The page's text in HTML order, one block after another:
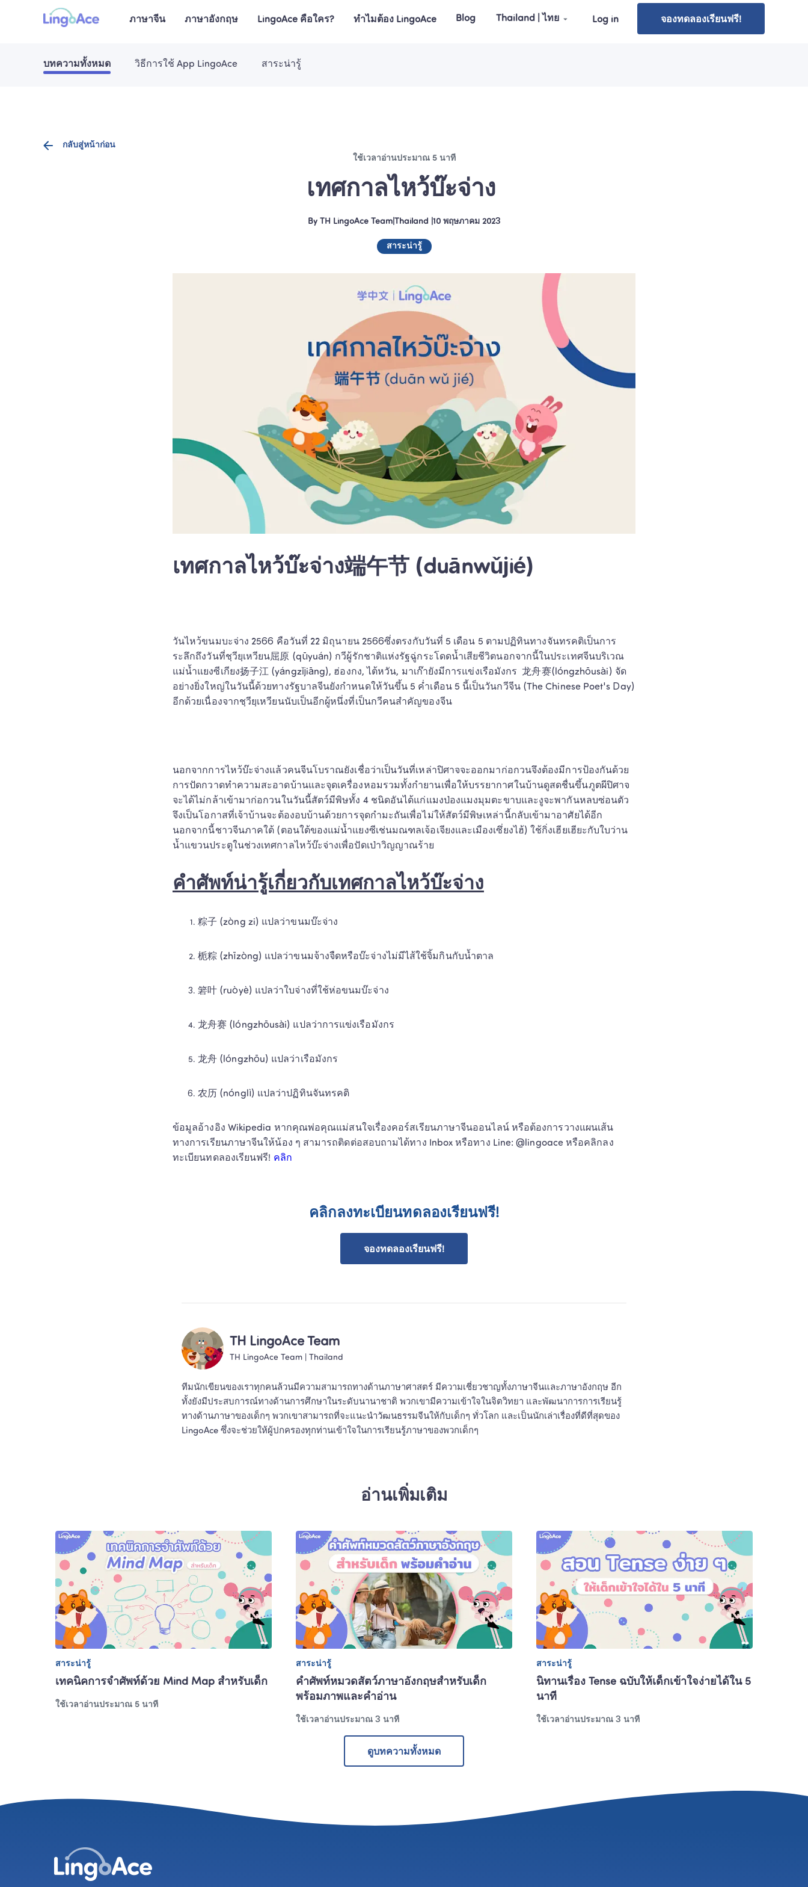
ภาษาจีน ภาษาอังกฤษ LingoAce คือใคร? ทำไมต้อง LingoAce Blog Thailand | ไทย Log in จองทดลองเรียนฟรี!
บทความทั้งหมด วิธีการใช้ App LingoAce สาระน่ารู้
กลับสู่หน้าก่อน
ใช้เวลาอ่านประมาณ 5 นาที
เทศกาลไหว้บ๊ะจ่าง
By TH LingoAce Team| Thailand 10 พฤษภาคม 2023
สาระน่ารู้
เทศกาลไหว้บ๊ะจ่าง端午节 (duānwǔjié)
วันไหว้ขนมบะจ่าง 2566 คือวันที่ 22 มิถุนายน 2566ซึ่งตรงกับวันที่ 5 เดือน 5 ตามปฏิทินทางจันทรคติเป็นการ
ระลึกถึงวันที่ชฺวียฺเหวียน屈原 (qūyuán) กวีผู้รักชาติแห่งรัฐฉู่กระโดดน้ำเสียชีวิตนอกจากนี้ในประเทศจีนบริเวณ
แม่น้ำแยงซีเกียง扬子江 (yángzǐjiāng), ฮ่องกง, ไต้หวัน, มาเก๊ายังมีการแข่งเรือมังกร  龙舟赛(lóngzhōusài) จัด
อย่างยิ่งใหญ่ในวันนี้ด้วยทางรัฐบาลจีนยังกำหนดให้วันขึ้น 5 ค่ำเดือน 5 นี้เป็นวันกวีจีน (The Chinese Poet's Day)
อีกด้วยเนื่องจากชฺวียฺเหวียนนับเป็นอีกผู้หนึ่งที่เป็นกวีคนสำคัญของจีน
นอกจากการไหว้บ๊ะจ่างแล้วคนจีนโบราณยังเชื่อว่าเป็นวันที่เหล่าปิศาจจะออกมาก่อกวนจึงต้องมีการป้องกันด้วย
การปัดกวาดทำความสะอาดบ้านและจุดเครื่องหอมรวมทั้งกำยานเพื่อให้บรรยากาศในบ้านดูสดชื่นขึ้นภูตผีปิศาจ
จะได้ไม่กล้าเข้ามาก่อกวนในวันนี้สัตว์มีพิษทั้ง 4 ชนิดอันได้แก่แมงป่องแมงมุมตะขาบและงูจะพากันหลบซ่อนตัว
จึงเป็นโอกาสที่เจ้าบ้านจะต้องอบบ้านด้วยการจุดกำมะถันเพื่อไม่ให้สัตว์มีพิษเหล่านี้กลับเข้ามาอาศัยได้อีก
นอกจากนี้ชาวจีนภาคใต้ (ตอนใต้ของแม่น้ำแยงซีเช่นมณฑลเจ้อเจียงและเมืองเซึ่ยงไฮ้) ใช้กิ่งเฮียเฮียะกับใบว่าน
น้ำแขวนประตูในช่วงเทศกาลไหว้บ๊ะจ่างเพื่อปัดเป่าวิญญาณร้าย
คำศัพท์น่ารู้เกี่ยวกับเทศกาลไหว้บ๊ะจ่าง
粽子 (zòng zi) แปลว่าขนมบ๊ะจ่าง
栀粽 (zhīzòng) แปลว่าขนมจ้างจืดหรือบ๊ะจ่างไม่มีไส้ใช้จิ้มกินกับน้ำตาล
箬叶 (ruòyè) แปลว่าใบจ่างที่ใช้ห่อขนมบ๊ะจ่าง
龙舟赛 (lóngzhōusài) แปลว่าการแข่งเรือมังกร
龙舟 (lóngzhōu) แปลว่าเรือมังกร
农历 (nónglì) แปลว่าปฏิทินจันทรคติ
ข้อมูลอ้างอิง Wikipedia หากคุณพ่อคุณแม่สนใจเรื่องคอร์สเรียนภาษาจีนออนไลน์ หรือต้องการวางแผนเส้น
ทางการเรียนภาษาจีนให้น้อง ๆ สามารถติดต่อสอบถามได้ทาง Inbox หรือทาง Line: @lingoace หรือคลิกลง
ทะเบียนทดลองเรียนฟรี! คลิก
คลิกลงทะเบียนทดลองเรียนฟรี!
จองทดลองเรียนฟรี!
TH LingoAce Team
TH LingoAce Team Thailand
ทีมนักเขียนของเราทุกคนล้วนมีความสามารถทางด้านภาษาศาสตร์ มีความเชี่ยวชาญทั้งภาษาจีนและภาษาอังกฤษ อีก
ทั้งยังมีประสบการณ์ทางด้านการศึกษาในระดับนานาชาติ พวกเขามีความเข้าใจในจิตวิทยา และพัฒนาการการเรียนรู้
ทางด้านภาษาของเด็กๆ พวกเขาสามารถที่จะแนะนำวัฒนธรรมจีนให้กับเด็กๆ ทั่วโลก และเป็นนักเล่าเรื่องที่ดีที่สุดของ
LingoAce ซึ่งจะช่วยให้ผู้ปกครองทุกท่านเข้าใจในการเรียนรู้ภาษาของพวกเด็กๆ
อ่านเพิ่มเติม
สาระน่ารู้
เทคนิคการจำศัพท์ด้วย Mind Map สำหรับเด็ก
ใช้เวลาอ่านประมาณ 5 นาที
สาระน่ารู้
คำศัพท์หมวดสัตว์ภาษาอังกฤษสำหรับเด็ก
พร้อมภาพและคำอ่าน
ใช้เวลาอ่านประมาณ 3 นาที
สาระน่ารู้
นิทานเรื่อง Tense ฉบับให้เด็กเข้าใจง่ายได้ใน 5
นาที
ใช้เวลาอ่านประมาณ 3 นาที
ดูบทความทั้งหมด